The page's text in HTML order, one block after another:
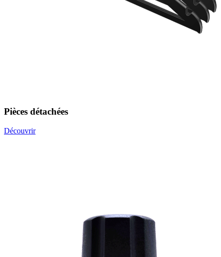
Pièces détachées
Découvrir